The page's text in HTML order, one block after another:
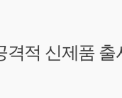
격적 신제품 출